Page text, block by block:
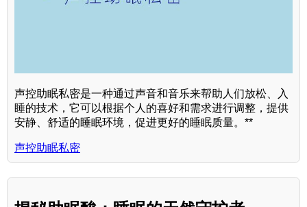
声控助眠私密是一种通过声音和音乐来帮助人们放松、入
睡的技术，它可以根据个人的喜好和需求进行调整，提供
安静、舒适的睡眠环境，促进更好的睡眠质量。**
声控助眠私密